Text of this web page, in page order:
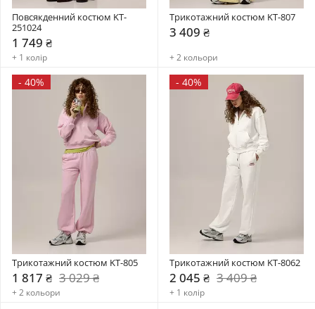
Повсякденний костюм KT-
251024
1 749 ₴
+ 1 колір
Трикотажний костюм KT-807
3 409 ₴
+ 2 кольори
- 40%
Трикотажний костюм KT-805
1 817 ₴ 3 029 ₴
+ 2 кольори
- 40%
Трикотажний костюм KT-8062
2 045 ₴ 3 409 ₴
+ 1 колір